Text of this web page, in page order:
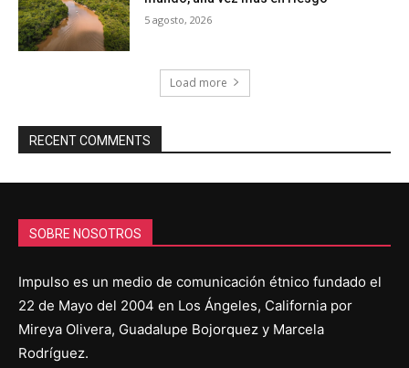
5 agosto, 2026
Load more
RECENT COMMENTS
SOBRE NOSOTROS
Impulso es un medio de comunicación étnico fundado el
22 de Mayo del 2004 en Los Ángeles, California por
Mireya Olivera, Guadalupe Bojorquez y Marcela
Rodríguez.